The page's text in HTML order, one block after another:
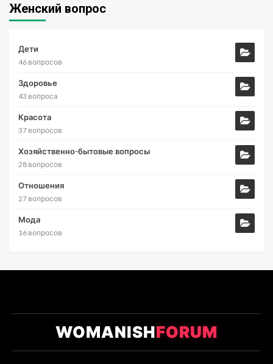
Женский вопрос
Дети
46 вопросов
Здоровье
43 вопроса
Красота
37 вопросов
Хозяйственно-бытовые вопросы
28 вопросов
Отношения
27 вопросов
Мода
16 вопросов
WOMANISHFORUM